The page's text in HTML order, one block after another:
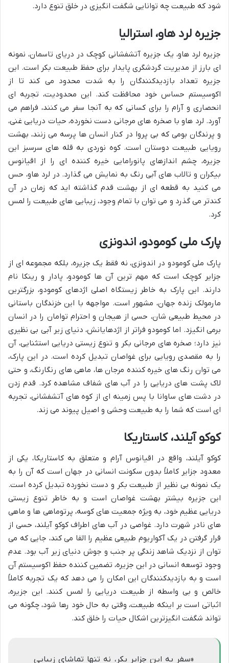
شود که طبیعت چه توانایی شگفت انگیزی در خلق تنوع دارد.
جزیره لرد هاو، استرالیا
جزیره لرد هاو، یک جزیره آتشفشانی کوچک در دریای تاسمان، نمونه
ای بارز از مدیریت گردشگری پایدار برای حفظ طبیعت بکر است. این
جزیره تعداد بازدیدکنندگان را به شدت محدود می کند تا از
اکوسیستم حساس خود محافظت کند. این محدودیت، تجربه ای
انحصاری و آرام را برای کسانی که به آنجا سفر می کنند، فراهم می
آورد. لرد هاو با صخره های مرجانی دست نخورده، حیات دریایی غنی،
و پرندگان بومی که بی پروا در کنار انسان ها پرسه می زنند، بهشت
رویایی طبیعت دوستان است. کوه نوردی به قله های سرسبز این
جزیره، چشم اندازهای پانورامایی خیره کننده ای را از اقیانوس
بیکران و تالاب های آبی رنگ به نمایش می گذارد. در لرد هاو، حس
می کنید به قطعه ای از بهشت قدم گذاشته اید که زمان در آن
کندتر می گذرد و می توان با تمام وجود، زیبایی های طبیعت را لمس
کرد.
پارک ملی کومودو، اندونزی
پارک ملی کومودو در اندونزی، نه فقط یک جزیره، بلکه مجموعه ای از
جزایر کوچک است که مهم ترین آن ها کومودو، پادار و رینکا نام
دارند. این پارک به خاطر زیستگاه اصلی اژدهای کومودو، بزرگترین
مارمولک زنده جهان، مشهور است. مواجهه با این خزندگان باستانی
در محیط طبیعی شان، حسی از هیجان و احترام توامان را در انسان
برمی انگیزد. اما کومودو فراتر از اژدهایانش، دنیای زیر آبی بی نظیری
نیز دارد؛ صخره های مرجانی بکر و تنوع زیستی دریایی استثنایی، آن
را به مقصدی رویایی برای غواصان تبدیل کرده است. در این پارک،
می توان رنگ های خیره کننده مرجان ها، ماهی های رنگارنگ، و حتی
لاک پشت های دریایی را در آب های شفاف مشاهده کرد. قدم زدن
در دشت های ساوانا با پس زمینه ای از کوه های آتشفشانی، تجربه
ای است که شما را به طبیعت وحشی و اصیل پیوند می زند.
کوکو آیلند، کاستاریکا
کوکو آیلند، واقع در اقیانوس آرام و متعلق به کاستاریکا، یکی از
معدود جزایر کاملاً بدون سکونت انسانی در جهان است که آن را به
یک نمونه بی نظیر از طبیعت بکر و دست نخورده تبدیل کرده است.
این جزیره بیشتر بهشت غواصان است و به خاطر تنوع زیستی
دریایی عظیم خود، به ویژه جمعیت های کوسه، پرتوماهی ها و ماهی
های نادر شهرت دارد. غواصی در آب های اطراف کوکو آیلند، حسی از
قرار گرفتن در یک آکواریوم طبیعی عظیم را القا می کند، جایی که می
توان از نزدیک شاهد زندگی پر جنب و جوش دنیای زیر آب بود. عدم
وجود توسعه انسانی در این جزیره، تضمین کننده حفظ اکوسیستم آن
است و به بازدیدکنندگان این امکان را می دهد که یک تجربه کاملاً
خالص و بی واسطه از طبیعت دریایی را لمس کنند. این جزیره،
اثباتی است بر اینکه طبیعت، وقتی به حال خود رها شود، چگونه می
تواند شگفت انگیزترین اشکال حیات را خلق کند.
«سفر به این جزایر بکر، نه تنها تماشای زیبایی